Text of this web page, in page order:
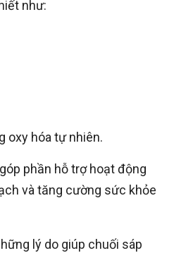
như:
oxy hóa tự nhiên.
phần hỗ trợ hoạt động
và tăng cường sức khỏe
lý do giúp chuối sáp